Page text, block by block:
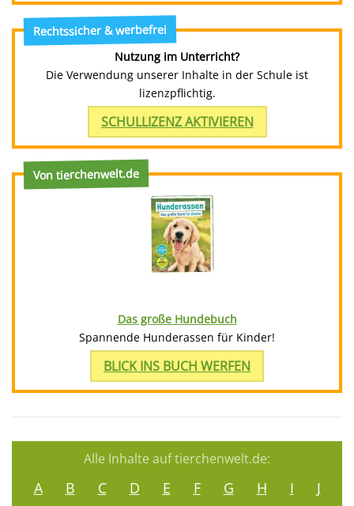
Rechtssicher & werbefrei
Nutzung im Unterricht?
Die Verwendung unserer Inhalte in der Schule ist
lizenzpflichtig.
SCHULLIZENZ AKTIVIEREN
Von tierchenwelt.de
Das große Hundebuch
Spannende Hunderassen für Kinder!
BLICK INS BUCH WERFEN
Alle Inhalte auf tierchenwelt.de:
A B C D E F G H I
J